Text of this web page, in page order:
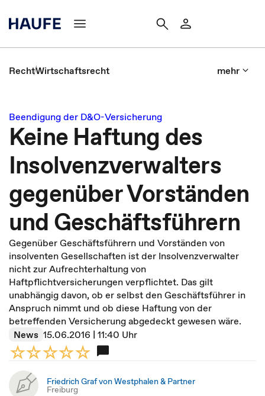
RechtWirtschaftsrecht mehr
Beendigung der D&O-Versicherung
Keine Haftung des
Insolvenzverwalters
gegenüber Vorständen
und Geschäftsführern
Gegenüber Geschäftsführern und Vorständen von
insolventen Gesellschaften ist der Insolvenzverwalter
nicht zur Aufrechterhaltung von
Haftpflichtversicherungen verpflichtet. Das gilt
unabhängig davon, ob er selbst den Geschäftsführer in
Anspruch nimmt und ob diese Haftung von der
betreffenden Versicherung abgedeckt gewesen wäre.
News 15.06.2016 | 11:40 Uhr
Friedrich Graf von Westphalen & Partner
Freiburg